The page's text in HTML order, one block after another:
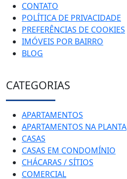
CONTATO
POLÍTICA DE PRIVACIDADE
PREFERÊNCIAS DE COOKIES
IMÓVEIS POR BAIRRO
BLOG
CATEGORIAS
APARTAMENTOS
APARTAMENTOS NA PLANTA
CASAS
CASAS EM CONDOMÍNIO
CHÁCARAS / SÍTIOS
COMERCIAL